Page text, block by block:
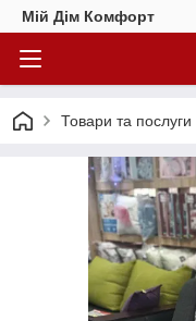
Мій Дім Комфорт
Товари та послуги